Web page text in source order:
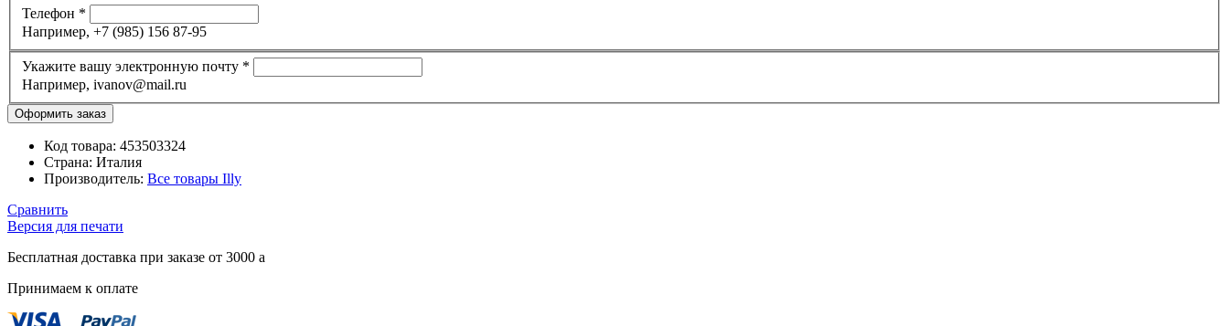
Телефон *
Например, +7 (985) 156 87-95
Укажите вашу электронную почту *
Например, ivanov@mail.ru
Код товара: 453503324
Страна: Италия
Производитель: Все товары Illy
Сравнить
Версия для печати
Бесплатная доставка при заказе от 3000 a
Принимаем к оплате